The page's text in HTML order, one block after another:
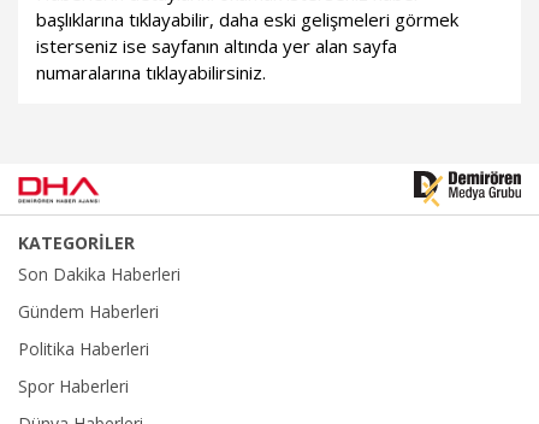
başlıklarına tıklayabilir, daha eski gelişmeleri görmek
isterseniz ise sayfanın altında yer alan sayfa
numaralarına tıklayabilirsiniz.
KATEGORİLER
Son Dakika Haberleri
Gündem Haberleri
Politika Haberleri
Spor Haberleri